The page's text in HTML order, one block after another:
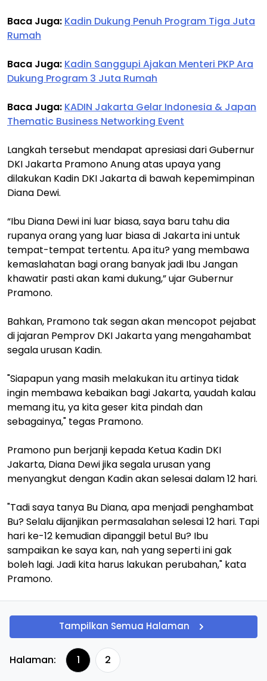
Baca Juga: Kadin Dukung Penuh Program Tiga Juta
Rumah
Baca Juga: Kadin Sanggupi Ajakan Menteri PKP Ara
Dukung Program 3 Juta Rumah
Baca Juga: KADIN Jakarta Gelar Indonesia & Japan
Thematic Business Networking Event
Langkah tersebut mendapat apresiasi dari Gubernur
DKI Jakarta Pramono Anung atas upaya yang
dilakukan Kadin DKI Jakarta di bawah kepemimpinan
Diana Dewi.
“Ibu Diana Dewi ini luar biasa, saya baru tahu dia
rupanya orang yang luar biasa di Jakarta ini untuk
tempat-tempat tertentu. Apa itu? yang membawa
kemaslahatan bagi orang banyak jadi Ibu Jangan
khawatir pasti akan kami dukung,” ujar Gubernur
Pramono.
Bahkan, Pramono tak segan akan mencopot pejabat
di jajaran Pemprov DKI Jakarta yang mengahambat
segala urusan Kadin.
"Siapapun yang masih melakukan itu artinya tidak
ingin membawa kebaikan bagi Jakarta, yaudah kalau
memang itu, ya kita geser kita pindah dan
sebagainya," tegas Pramono.
Pramono pun berjanji kepada Ketua Kadin DKI
Jakarta, Diana Dewi jika segala urusan yang
menyangkut dengan Kadin akan selesai dalam 12 hari.
"Tadi saya tanya Bu Diana, apa menjadi penghambat
Bu? Selalu dijanjikan permasalahan selesai 12 hari. Tapi
hari ke-12 kemudian dipanggil betul Bu? Ibu
sampaikan ke saya kan, nah yang seperti ini gak
boleh lagi. Jadi kita harus lakukan perubahan," kata
Pramono.
Tampilkan Semua Halaman
Halaman: 1 2